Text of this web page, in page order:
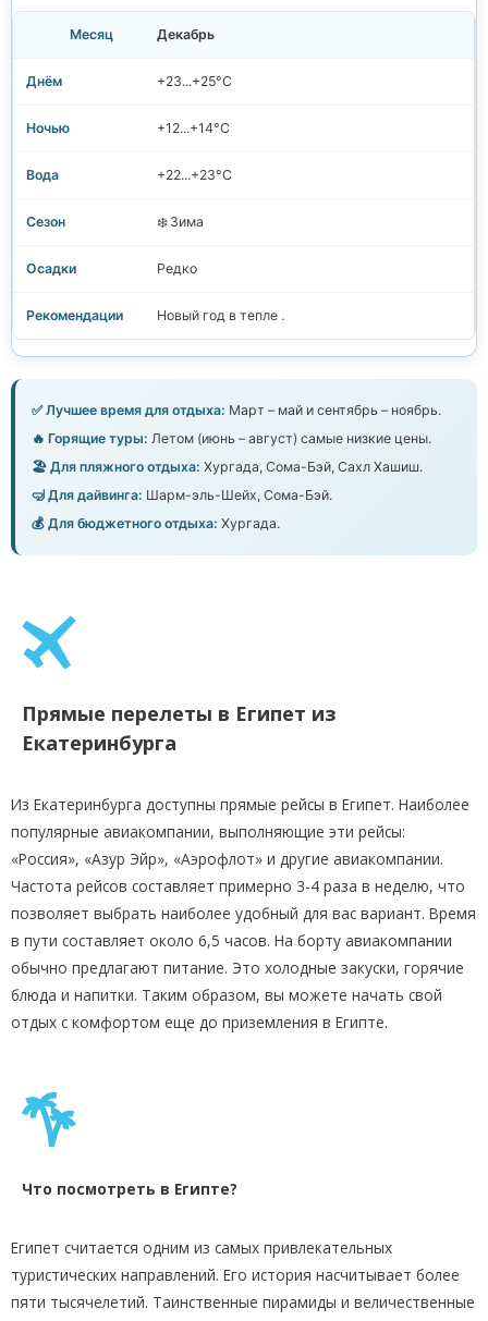
Декабрь
+23...+25°C
+12...+14°C
+22...+23°C
❄️ Зима
Редко
Новый год в тепле .
✅ Лучшее время для отдыха: Март – май и сентябрь – ноябрь.
🔥 Горящие туры: Летом (июнь – август) самые низкие цены.
🏖️ Для пляжного отдыха: Хургада, Сома-Бэй, Сахл Хашиш.
🤿 Для дайвинга: Шарм-эль-Шейх, Сома-Бэй.
💰 Для бюджетного отдыха: Хургада.
Прямые перелеты в Египет из
Екатеринбурга
Из Екатеринбурга доступны прямые рейсы в Египет. Наиболее
популярные авиакомпании, выполняющие эти рейсы:
«Россия», «Азур Эйр», «Аэрофлот» и другие авиакомпании.
Частота рейсов составляет примерно 3-4 раза в неделю, что
позволяет выбрать наиболее удобный для вас вариант. Время
в пути составляет около 6,5 часов. На борту авиакомпании
обычно предлагают питание. Это холодные закуски, горячие
блюда и напитки. Таким образом, вы можете начать свой
отдых с комфортом еще до приземления в Египте.
Что посмотреть в Египте?
Египет считается одним из самых привлекательных
туристических направлений. Его история насчитывает более
пяти тысячелетий. Таинственные пирамиды и величественные